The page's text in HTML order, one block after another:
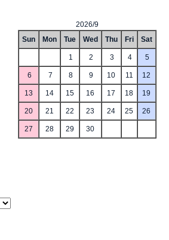
2026/9
Sun
Mon Tue Wed Thu Fri Sat
1 2 3 4 5
6 7 8 9 10 11 12
13 14 15 16 17 18 19
20 21 22 23 24 25 26
27 28 29 30